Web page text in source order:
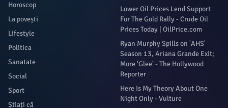
Horoscop
La povești
Lifestyle
Politica
Sanatate
Social
Sport
Știați că
Lower Oil Prices Lend Support
For The Gold Rally - Crude Oil
Prices Today | OilPrice.com
Ryan Murphy Spills on 'AHS'
Season 13, Ariana Grande Exit;
More 'Glee' - The Hollywood
Reporter
Here Is My Theory About One
Night Only - Vulture